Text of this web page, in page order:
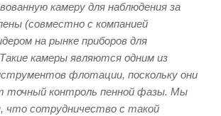
камеру для наблюдения за
(совместно с компанией
на рынке приборов для
камеры являются одним из
флотации, поскольку они
точный контроль пенной фазы. Мы
что сотрудничество с такой